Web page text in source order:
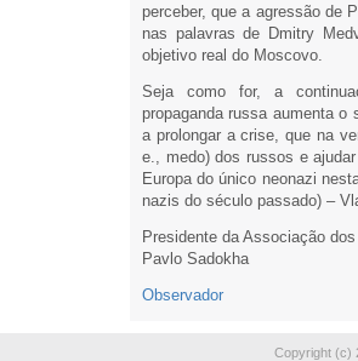
perceber, que a agressão de
nas palavras de Dmitry
objetivo real do Moscovo.
Seja como for, a
propaganda russa aumenta
a prolongar a crise, que na
e., medo) dos russos e
Europa do único neonazi
nazis do século passado) –
Presidente da Associação
Pavlo Sadokha
Observador
Copyright (c)